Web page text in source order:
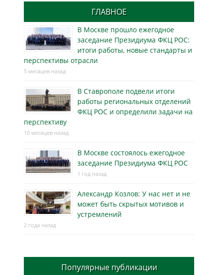
ГЛАВНОЕ
В Москве прошло ежегодное
заседание Президиума ФКЦ РОС:
итоги работы, новые стандарты и
перспективы отрасли
5 месяцев назад
В Ставрополе подвели итоги
работы региональных отделений
ФКЦ РОС и определили задачи на
перспективу
10 месяцев назад
В Москве состоялось ежегодное
заседание Президиума ФКЦ РОС
1 год назад
Александр Козлов: У нас нет и не
может быть скрытых мотивов и
устремлений
2 года назад
Популярные публикации